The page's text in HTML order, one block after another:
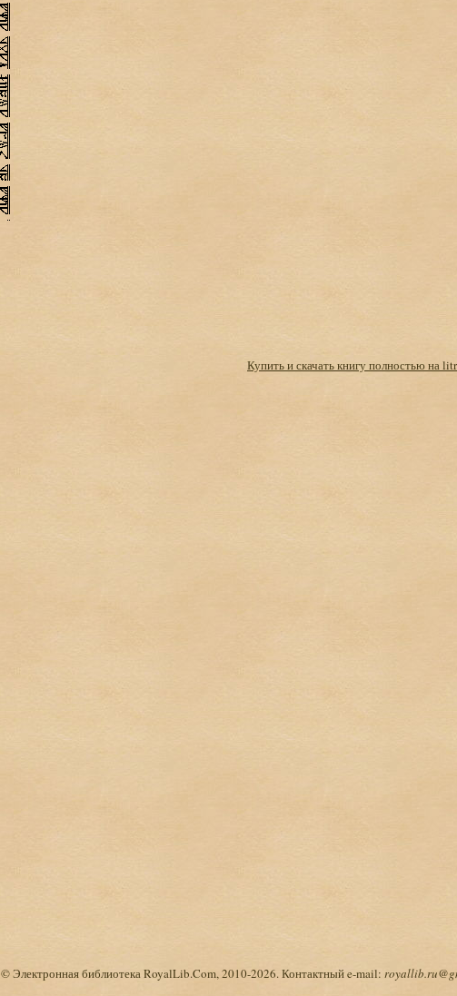
Купить и скачать книгу полностью на
© Электронная библиотека RoyalLib.Com, 2010-2026. Контактный e-mail: